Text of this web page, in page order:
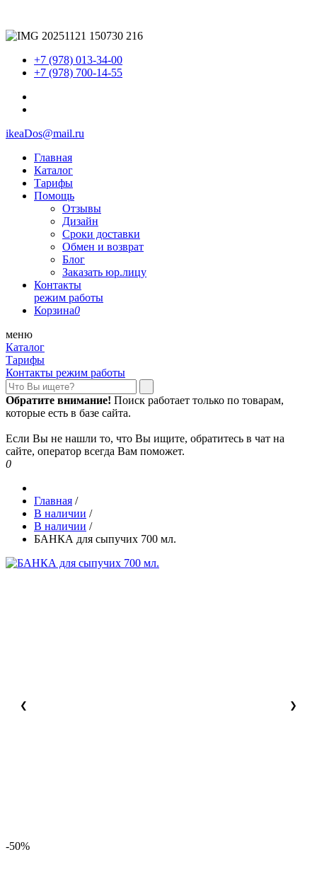
+7 (978) 013-34-00
+7 (978) 700-14-55
ikeaDos@mail.ru
Главная
Каталог
Тарифы
Помощь
Отзывы
Дизайн
Сроки доставки
Обмен и возврат
Блог
Заказать юр.лицу
Контакты
режим работы
Корзина0
меню
Каталог
Тарифы
Контакты режим работы
Обратите внимание! Поиск работает только по товарам,
которые есть в базе сайта.
Если Вы не нашли то, что Вы ищите, обратитесь в чат на
сайте, оператор всегда Вам поможет.
0
Главная /
В наличии /
В наличии /
БАНКА для сыпучих 700 мл.
❮ ❯
-50%